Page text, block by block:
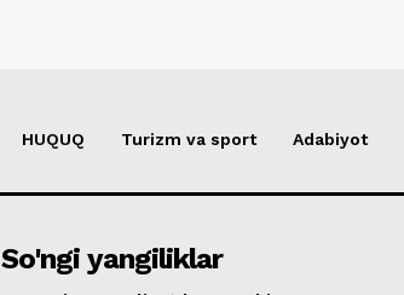
HUQUQ Turizm va sport Adabiyot
So'ngi yangiliklar